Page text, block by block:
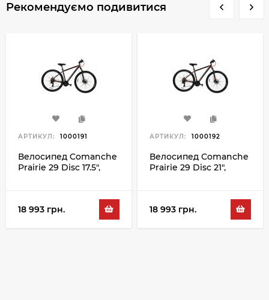
Рекомендуємо подивитися
АРТИКУЛ: 1000191
Велосипед Comanche
Prairie 29 Disc 17.5",
18 993 грн.
АРТИКУЛ: 1000192
Велосипед Comanche
Prairie 29 Disc 21",
18 993 грн.